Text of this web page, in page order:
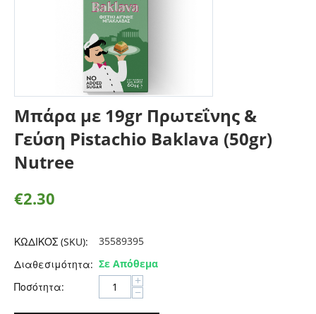
Μπάρα με 19gr Πρωτεΐνης &
Γεύση Pistachio Baklava (50gr)
Nutree
€2.30
ΚΩΔΙΚΟΣ (SKU):
35589395
Διαθεσιμότητα: Σε Απόθεμα
Ποσότητα:
+
−